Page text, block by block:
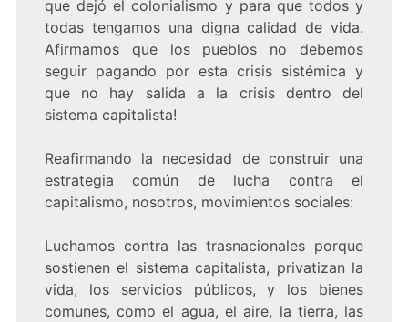
que dejó el colonialismo y para que todos y
todas tengamos una digna calidad de vida.
Afirmamos que los pueblos no debemos
seguir pagando por esta crisis sistémica y
que no hay salida a la crisis dentro del
sistema capitalista!
Reafirmando la necesidad de construir una
estrategia común de lucha contra el
capitalismo, nosotros, movimientos sociales:
Luchamos contra las trasnacionales porque
sostienen el sistema capitalista, privatizan la
vida, los servicios públicos, y los bienes
comunes, como el agua, el aire, la tierra, las